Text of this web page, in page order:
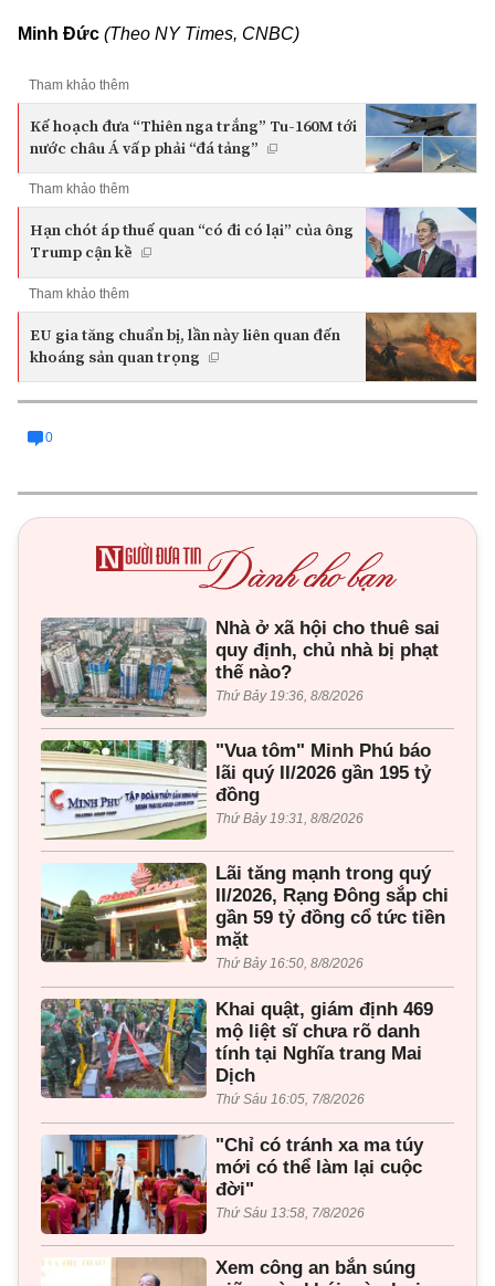
Minh Đức (Theo NY Times, CNBC)
Tham khảo thêm
Kế hoạch đưa “Thiên nga trắng” Tu-160M tới
nước châu Á vấp phải “đá tảng”
Tham khảo thêm
Hạn chót áp thuế quan “có đi có lại” của ông
Trump cận kề
Tham khảo thêm
EU gia tăng chuẩn bị, lần này liên quan đến
khoáng sản quan trọng
0
Nhà ở xã hội cho thuê sai
quy định, chủ nhà bị phạt
thế nào?
Thứ Bảy 19:36, 8/8/2026
"Vua tôm" Minh Phú báo
lãi quý II/2026 gần 195 tỷ
đồng
Thứ Bảy 19:31, 8/8/2026
Lãi tăng mạnh trong quý
II/2026, Rạng Đông sắp chi
gần 59 tỷ đồng cổ tức tiền
mặt
Thứ Bảy 16:50, 8/8/2026
Khai quật, giám định 469
mộ liệt sĩ chưa rõ danh
tính tại Nghĩa trang Mai
Dịch
Thứ Sáu 16:05, 7/8/2026
"Chỉ có tránh xa ma túy
mới có thể làm lại cuộc
đời"
Thứ Sáu 13:58, 7/8/2026
Xem công an bắn súng